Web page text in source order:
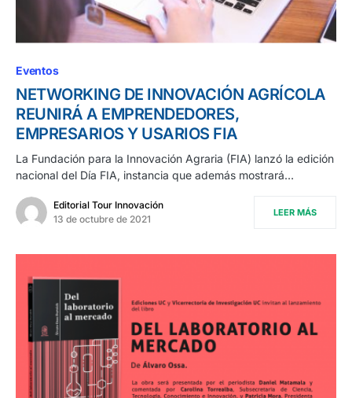
Eventos
NETWORKING DE INNOVACIÓN AGRÍCOLA
REUNIRÁ A EMPRENDEDORES,
EMPRESARIOS Y USARIOS FIA
La Fundación para la Innovación Agraria (FIA) lanzó la edición
nacional del Día FIA, instancia que además mostrará…
Editorial Tour Innovación
13 de octubre de 2021
LEER MÁS